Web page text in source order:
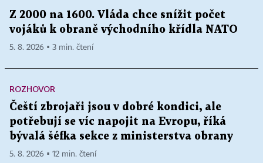
Z 2000 na 1600. Vláda chce snížit počet
vojáků k obraně východního křídla NATO
5. 8. 2026 ▪ 3 min. čtení
ROZHOVOR
Čeští zbrojaři jsou v dobré kondici, ale
potřebují se víc napojit na Evropu, říká
bývalá šéfka sekce z ministerstva obrany
5. 8. 2026 ▪ 12 min. čtení